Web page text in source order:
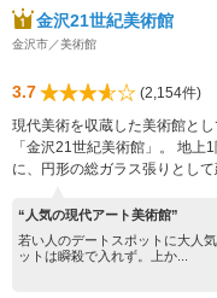
金沢21世紀美術館
金沢市／美術館
3.7
(2,154件)
現代美術を収蔵した美術館と
「金沢21世紀美術館」。 地
に、円形の総ガラス張りとして
“人気の現代アート美術館”
若い人のデートスポットに大人
ットは瞬殺で入れず。上か...